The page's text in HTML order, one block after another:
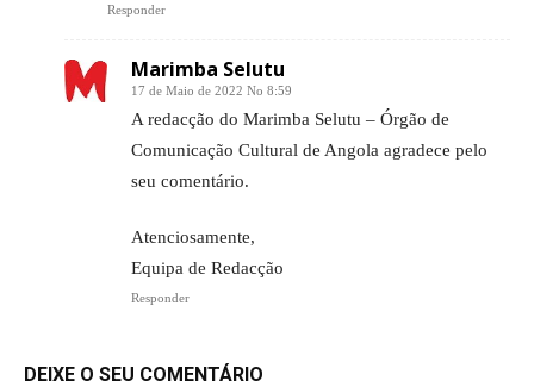
Responder
Marimba Selutu
17 de Maio de 2022 No 8:59
A redacção do Marimba Selutu – Órgão de
Comunicação Cultural de Angola agradece pelo
seu comentário.
Atenciosamente,
Equipa de Redacção
Responder
DEIXE O SEU COMENTÁRIO